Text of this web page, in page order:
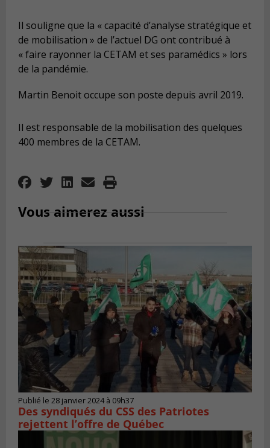
Il souligne que la « capacité d’analyse stratégique et
de mobilisation » de l’actuel DG ont contribué à
« faire rayonner la CETAM et ses paramédics » lors
de la pandémie.
Martin Benoit occupe son poste depuis avril 2019.
Il est responsable de la mobilisation des quelques
400 membres de la CETAM.
Vous aimerez aussi
Publié le 28 janvier 2024 à 09h37
Des syndiqués du CSS des Patriotes
rejettent l’offre de Québec